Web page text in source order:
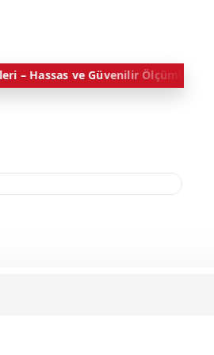
Ölçümler İçin Profesyonel Ürünler